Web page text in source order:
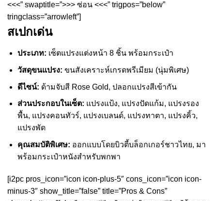
<<<” swaptitle=”>>> ซ่อน <<<” trigpos=”below”
tringclass=”arrowleft”]
สเปกเด่น
ประเภท: เซ็ตแปรงแต่งหน้า 8 ชิ้น พร้อมกระเป๋า
วัสดุขนแปรง: ขนสังเคราะห์เกรดพรีเมียม (นุ่มพิเศษ)
ดีไซน์: ด้ามจับสี Rose Gold, ปลอกแปรงสีเข้ากัน
ส่วนประกอบในเซ็ต: แปรงแป้ง, แปรงปัดแก้ม, แปรงรอง
พื้น, แปรงคอนทัวร์, แปรงเบลนด์, แปรงทาตา, แปรงคิ้ว,
แปรงพัด
คุณสมบัติพิเศษ: ออกแบบโดยบิวตี้บล็อกเกอร์ชาวไทย, มา
พร้อมกระเป๋าหนังสำหรับพกพา
[i2pc pros_icon=”icon icon-plus-5″ cons_icon=”icon icon-
minus-3″ show_title=”false” title=”Pros & Cons”